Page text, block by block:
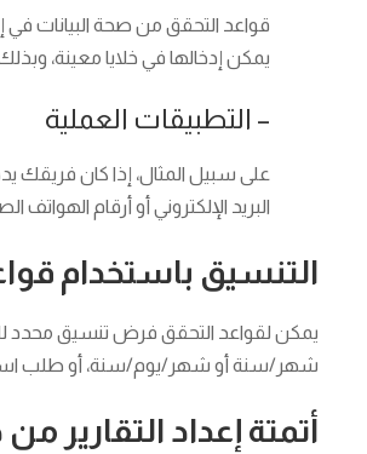
قواعد التحقق من صحة البيانات في
يمكن إدخالها في خلايا معينة،
– التطبيقات العملية
على سبيل المثال، إذا كان فريقك
البريد الإلكتروني أو أرقام
التنسيق باستخدام
يمكن لقواعد التحقق فرض تنسيق محدد
شهر/سنة أو شهر/يوم/سنة، أو طلب
أتمتة إعداد التقارير